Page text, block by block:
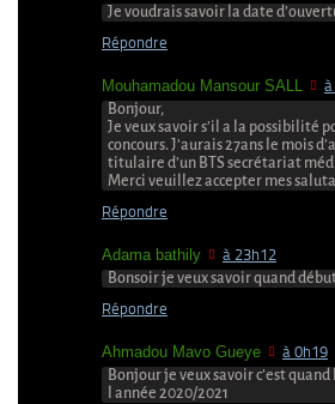
Je voudrais savoir la date
Répondre
Mouhamadou Mansour SALL
Bonjour,
Je veux savoir s’il a la possibilité
concours. J’aurais 27ans le mois
titulaire d’un BTS secrétariat
Merci veuillez accepter mes
Répondre
Adama bathily à 23h12
Bonsoir je veux savoir quand
Répondre
Ahmadou Mavo Gueye à 0h19
Bonjour je veux savoir c’est
l année 2020/2021